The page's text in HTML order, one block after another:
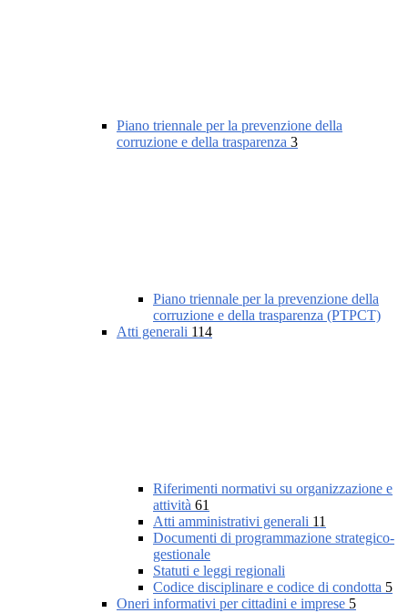
Piano triennale per la prevenzione della
corruzione e della trasparenza 3
Piano triennale per la prevenzione della
corruzione e della trasparenza (PTPCT)
Atti generali 114
Riferimenti normativi su organizzazione e
attività 61
Atti amministrativi generali 11
Documenti di programmazione strategico-
gestionale
Statuti e leggi regionali
Codice disciplinare e codice di condotta 5
Oneri informativi per cittadini e imprese 5